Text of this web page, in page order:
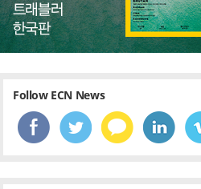
Follow ECN News